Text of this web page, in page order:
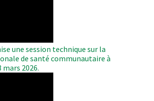
une session technique sur la
de santé communautaire à
2026.